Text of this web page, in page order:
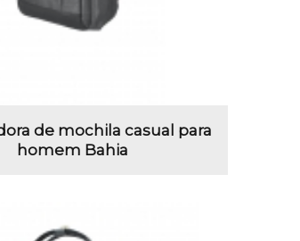
de mochila casual para
homem Bahia